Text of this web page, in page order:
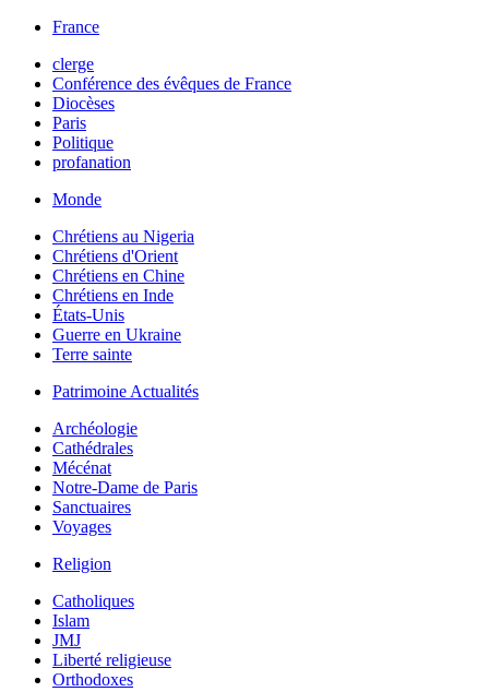
France
clerge
Conférence des évêques de France
Diocèses
Paris
Politique
profanation
Monde
Chrétiens au Nigeria
Chrétiens d'Orient
Chrétiens en Chine
Chrétiens en Inde
États-Unis
Guerre en Ukraine
Terre sainte
Patrimoine Actualités
Archéologie
Cathédrales
Mécénat
Notre-Dame de Paris
Sanctuaires
Voyages
Religion
Catholiques
Islam
JMJ
Liberté religieuse
Orthodoxes